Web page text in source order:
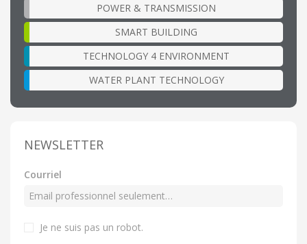
POWER & TRANSMISSION
SMART BUILDING
TECHNOLOGY 4 ENVIRONMENT
WATER PLANT TECHNOLOGY
NEWSLETTER
Courriel
Je ne suis pas un robot.